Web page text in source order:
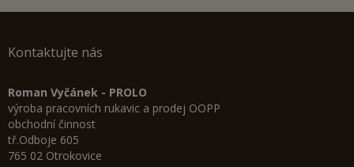
Kontaktujte nás
Roman Vyčánek - PROLO
výroba pracovních rukavic a prodej OOPP
obchodní činnost
tř.Odboje 605
765 02 Otrokovice